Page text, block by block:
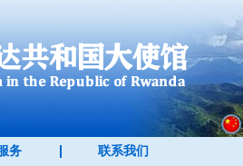
务 联系我们